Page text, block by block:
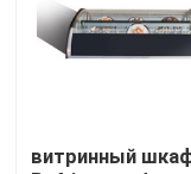
витринный